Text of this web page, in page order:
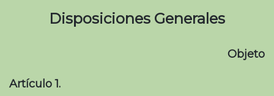
Disposiciones Generales
Objeto
Artículo 1.